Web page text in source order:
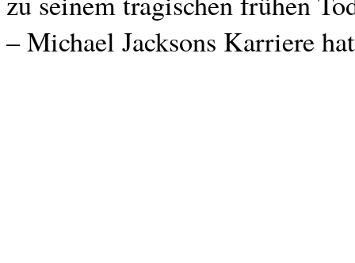
– Michael Jacksons Karriere